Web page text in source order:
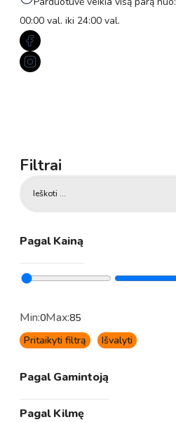
00:00 val. iki 24:00 val.
Filtrai
Search
Pagal Kainą
Min:0Max:85
Pritaikyti filtrą
Išvalyti
Pagal Gamintoją
Pagal Kilmę